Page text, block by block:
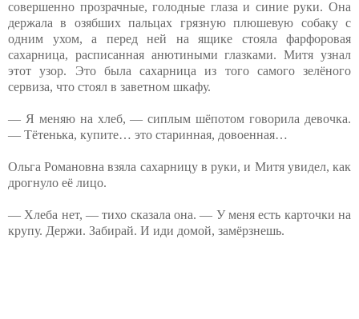
совершенно прозрачные, голодные глаза и синие руки. Она
держала в озябших пальцах грязную плюшевую собаку с
одним ухом, а перед ней на ящике стояла фарфоровая
сахарница, расписанная анютиными глазками. Митя узнал
этот узор. Это была сахарница из того самого зелёного
сервиза, что стоял в заветном шкафу.
— Я меняю на хлеб, — сиплым шёпотом говорила девочка.
— Тётенька, купите… это старинная, довоенная…
Ольга Романовна взяла сахарницу в руки, и Митя увидел, как
дрогнуло её лицо.
— Хлеба нет, — тихо сказала она. — У меня есть карточки на
крупу. Держи. Забирай. И иди домой, замёрзнешь.